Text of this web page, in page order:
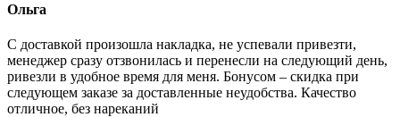
Ольга
С доставкой произошла накладка, не успевали привезти,
менеджер сразу отзвонилась и перенесли на следующий день,
ривезли в удобное время для меня. Бонусом – скидка при
следующем заказе за доставленные неудобства. Качество
отличное, без нареканий